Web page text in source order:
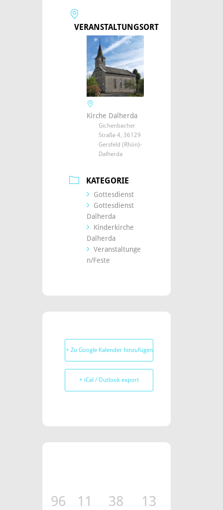
VERANSTALTUNGSORT
Kirche Dalherda
Gichenbacher
Straße 4, 36129
Gersfeld (Rhön)-
Dalherda
KATEGORIE
Gottesdienst
Gottesdienst
Dalherda
Kinderkirche
Dalherda
Veranstaltunge
n/Feste
+ Zu Google Kalender hinzufügen
+ iCal / Outlook export
96 11 38 13